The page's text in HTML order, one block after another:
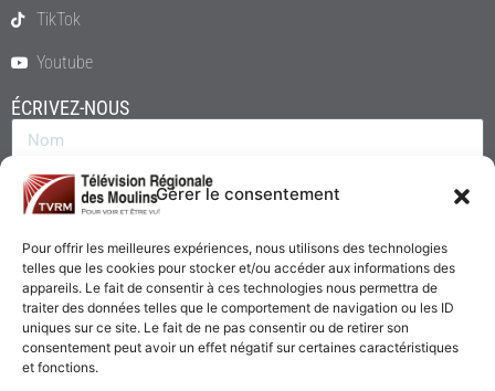
Gérer le consentement
Pour offrir les meilleures expériences, nous utilisons des technologies
telles que les cookies pour stocker et/ou accéder aux informations des
appareils. Le fait de consentir à ces technologies nous permettra de
traiter des données telles que le comportement de navigation ou les ID
uniques sur ce site. Le fait de ne pas consentir ou de retirer son
consentement peut avoir un effet négatif sur certaines caractéristiques
et fonctions.
TikTok
Youtube
ÉCRIVEZ-NOUS